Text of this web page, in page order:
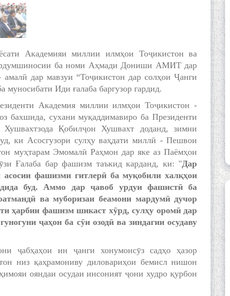
Академияи миллии илмҳои Тоҷикистон ва
ба номи Аҳмади Дониши АМИТ дар
дар мавзуи “Тоҷикистон дар солҳои Ҷанги
муносибати Иди ғалаба баргузор гардид.
Академия миллии илмҳои Тоҷикистон -
бахшида, сухани муқаддимавиро ба Президенти
Қобилҷон Хушвахт доданд, зимни
ки Асосгузори сулҳу ваҳдати миллӣ - Пешвои
муҳтарам Эмомалӣ Раҳмон дар яке аз Паёмҳои
Ғалаба бар фашизм таъкид карданд, ки: "Дар
асосии фашизми гитлерӣ ба муқобили халқҳои
буд. Аммо дар ҷавоб урдуи фашистӣ ба
ва муборизаи беамони мардумӣ дучор
ҳарбии фашизм шикаст хӯрд, сулҳу оромӣ дар
ҷаҳон ба сӯи озодӣ ва зиндагии осудаву
ҷабҳаҳои ин ҷанги хонумонсӯз садҳо ҳазор
низ қаҳрамониву диловариҳои бемисл нишон
ояндаи осудаи инсоният ҷони худро қурбон